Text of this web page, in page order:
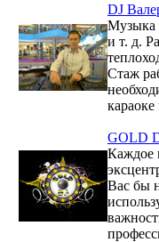
DJ
Музыка
и т. д.
Стаж
GOLD
Каждое
Вас бы